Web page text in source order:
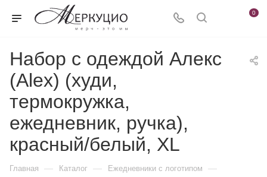
0
Набор с одеждой Алекс
(Alex) (худи,
термокружка,
ежедневник, ручка),
красный/белый, XL
Главная — Каталог — Ежедневники c логотипом —